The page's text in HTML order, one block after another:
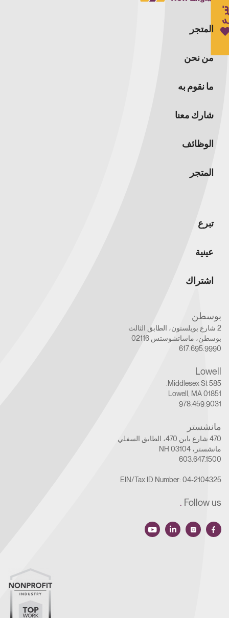
المتجر
من نحن
ما نقوم به
شارك معنا
الوظائف
المتجر
تبرع
عينية
اشتراك
بوسطن
2 شارع بويلستون، الطابق الثالث
بوسطن، ماساتشوستس 02116
617.695.9990
Lowell
585 Middlesex St.
Lowell, MA 01851
978.459.9031
مانشستر
470 شارع باين 470، الطابق السفلي
مانشستر، NH 03104
603.647.1500
EIN/Tax ID Number: 04-2104325
Follow us
.